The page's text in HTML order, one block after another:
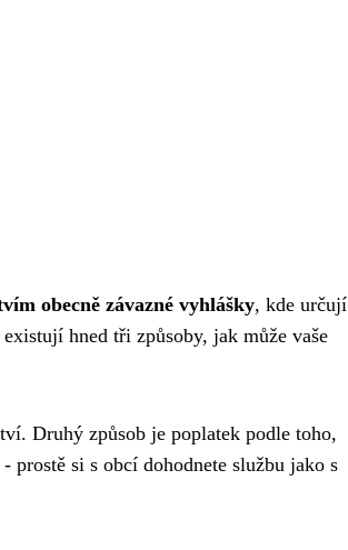
obecně závazné vyhlášky, kde určují
hned tři způsoby, jak může vaše
Druhý způsob je poplatek podle toho,
si s obcí dohodnete službu jako s